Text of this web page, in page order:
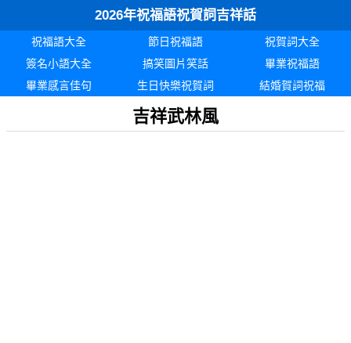
2026年祝福語祝賀詞吉祥話
祝福語大全 節日祝福語
祝賀詞大全
簽名小語大全
搞笑圖片笑話
畢業祝福語
畢業感言佳句
生日快樂祝賀詞 結婚賀詞祝福
吉祥武林風